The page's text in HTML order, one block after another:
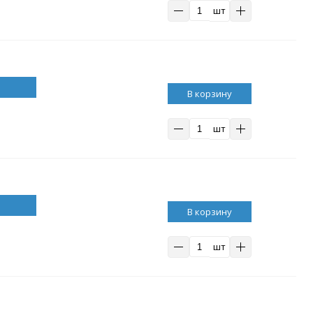
шт
В корзину
шт
В корзину
шт